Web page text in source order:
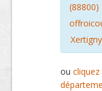
(88800)
ou